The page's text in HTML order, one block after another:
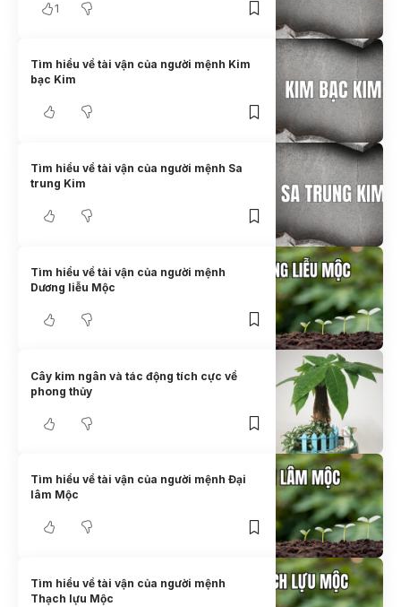
1
Tìm hiểu về tài vận của người mệnh Kim
bạc Kim
Tìm hiểu về tài vận của người mệnh Sa
trung Kim
Tìm hiểu về tài vận của người mệnh
Dương liễu Mộc
Cây kim ngân và tác động tích cực về
phong thủy
Tìm hiểu về tài vận của người mệnh Đại
lâm Mộc
Tìm hiểu về tài vận của người mệnh
Thạch lựu Mộc